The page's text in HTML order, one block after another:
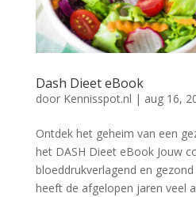
Dash Dieet eBook
door Kennisspot.nl | aug 16,
Ontdek het geheim van een
het DASH Dieet eBook Jouw
bloeddrukverlagend en
heeft de afgelopen jaren veel